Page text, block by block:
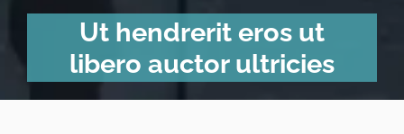
Ut hendrerit eros ut
libero auctor ultricies